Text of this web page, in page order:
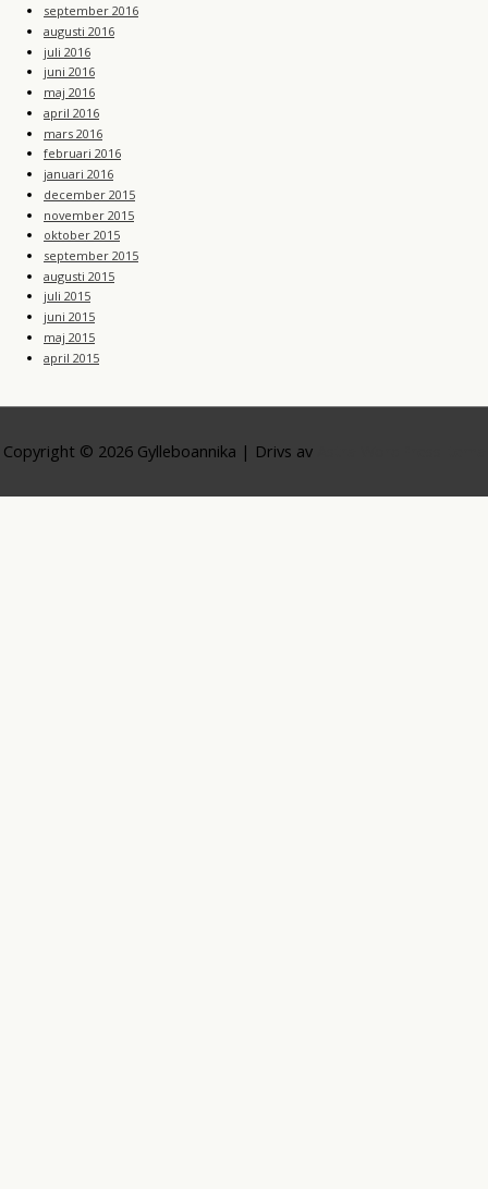
september 2016
augusti 2016
juli 2016
juni 2016
maj 2016
april 2016
mars 2016
februari 2016
januari 2016
december 2015
november 2015
oktober 2015
september 2015
augusti 2015
juli 2015
juni 2015
maj 2015
april 2015
Copyright © 2026 Gylleboannika | Drivs av